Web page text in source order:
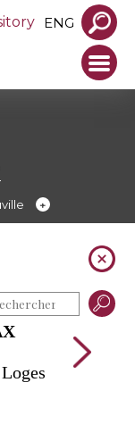
ENG